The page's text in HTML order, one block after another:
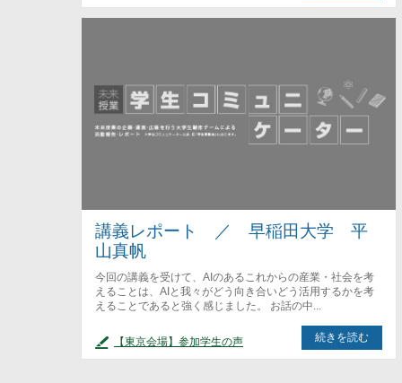
講義レポート ／ 早稲田大学 平
山真帆
今回の講義を受けて、AIのあるこれからの産業・社会を考
えることは、AIと我々がどう向き合いどう活用するかを考
えることであると強く感じました。 お話の中...
【東京会場】参加学生の声 続きを読む